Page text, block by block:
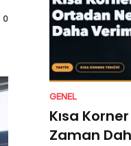
0
GENEL
Kısa
Zaman